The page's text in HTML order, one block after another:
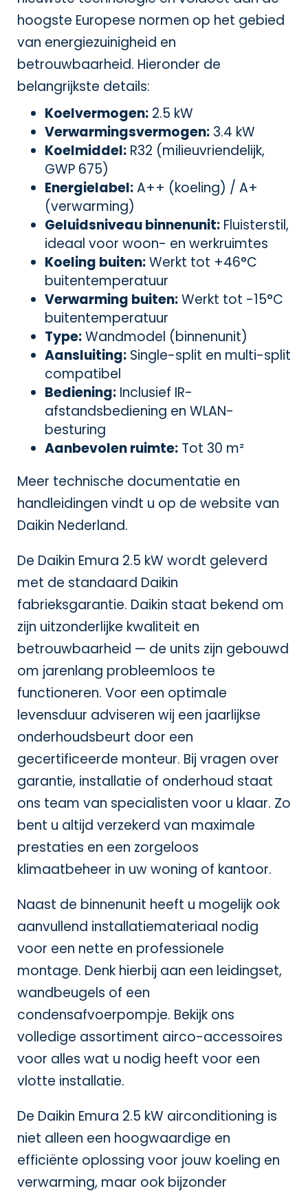
hoogste Europese normen op het gebied
van energiezuinigheid en
betrouwbaarheid. Hieronder de
belangrijkste details:
Koelvermogen: 2.5 kW
Verwarmingsvermogen: 3.4 kW
Koelmiddel: R32 (milieuvriendelijk,
GWP 675)
Energielabel:A++ (koeling) / A+
(verwarming)
Geluidsniveau binnenunit: Fluisterstil,
ideaal voor woon- en werkruimtes
Koeling buiten:Werkt tot +46°C
buitentemperatuur
Verwarming buiten:Werkt tot -15°C
buitentemperatuur
Type:Wandmodel (binnenunit)
Aansluiting: Single-split en multi-split
compatibel
Bediening: Inclusief IR-
afstandsbediening en WLAN-
besturing
Aanbevolen ruimte: Tot 30 m²
Meer technische documentatie en
handleidingen vindt u op de website van
Daikin Nederland.
De Daikin Emura 2.5 kW wordt geleverd
met de standaard Daikin
fabrieksgarantie. Daikin staat bekend om
zijn uitzonderlijke kwaliteit en
betrouwbaarheid — de units zijn gebouwd
om jarenlang probleemloos te
functioneren. Voor een optimale
levensduur adviseren wij een jaarlijkse
onderhoudsbeurt door een
gecertificeerde monteur. Bij vragen over
garantie, installatie of onderhoud staat
ons team van specialisten voor u klaar. Zo
bent u altijd verzekerd van maximale
prestaties en een zorgeloos
klimaatbeheer in uw woning of kantoor.
Naast de binnenunit heeft u mogelijk ook
aanvullend installatiemateriaal nodig
voor een nette en professionele
montage. Denk hierbij aan een leidingset,
wandbeugels of een
condensafvoerpompje. Bekijk ons
volledige assortiment airco-accessoires
voor alles wat u nodig heeft voor een
vlotte installatie.
De Daikin Emura 2.5 kW airconditioning is
niet alleen een hoogwaardige en
efficiënte oplossing voor jouw koeling en
verwarming, maar ook bijzonder